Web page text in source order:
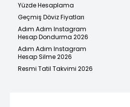
Yüzde Hesaplama
Geçmiş Döviz Fiyatları
Adım Adım Instagram
Hesap Dondurma 2026
Adım Adım Instagram
Hesap Silme 2026
Resmi Tatil Takvimi 2026